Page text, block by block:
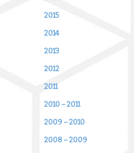
2015
2014
2013
2012
2011
2010 – 2011
2009 – 2010
2008 – 2009